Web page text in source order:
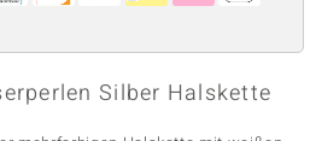
Silber Halskette